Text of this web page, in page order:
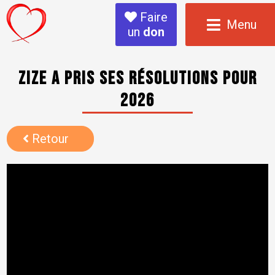
Faire
un don Menu
Zize a pris ses résolutions pour
2026
Retour